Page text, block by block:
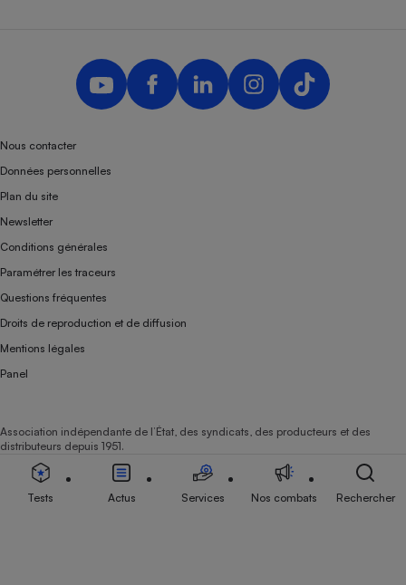
Nous contacter
Données personnelles
Plan du site
Newsletter
Conditions générales
Paramétrer les traceurs
Questions fréquentes
Droits de reproduction et de diffusion
Mentions légales
Panel
Association indépendante de l’État, des syndicats, des producteurs et des
distributeurs depuis 1951.
Tests Actus Services Nos combats Rechercher